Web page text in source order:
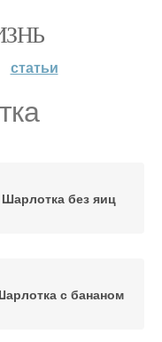
статьи
Шарлотка без яиц
с бананом